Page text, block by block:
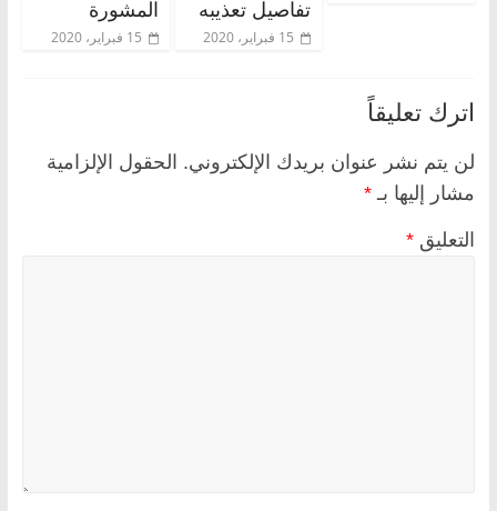
تفاصيل تعذيبه
15 فبراير، 2020
المشورة
15 فبراير، 2020
اترك تعليقاً
لن يتم نشر عنوان بريدك الإلكتروني. الحقول الإلزامية
مشار إليها بـ *
التعليق *